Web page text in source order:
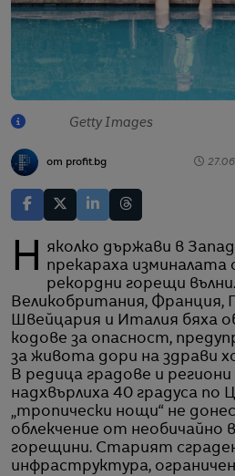
Getty Images
от profit.bg
Няколко държави в Западна Европа
прекараха изминалата
рекордни горещи
Великобритания, Франция,
Швейцария и Италия бяха
кодове за опасност,
за живота дори на здрави
В редица градове и
надхвърлиха 40 градуса по
„тропически нощи“ не
облекчение от необичайно
горещини. Старият
инфраструктура,